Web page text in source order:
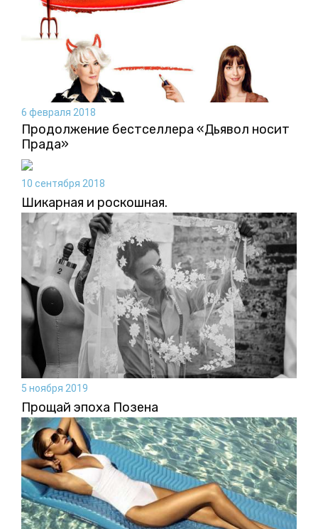
6 февраля 2018
Продолжение бестселлера «Дьявол носит
Прада»
10 сентября 2018
Шикарная и роскошная.
5 ноября 2019
Прощай эпоха Позена